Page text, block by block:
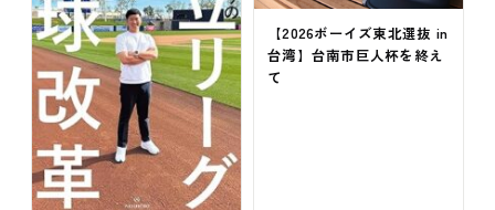
【2026ボーイズ東北選抜 in
台湾】台南市巨人杯を終え
て